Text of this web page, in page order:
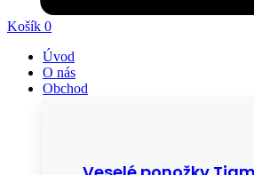
Košík 0
Úvod
O nás
Obchod